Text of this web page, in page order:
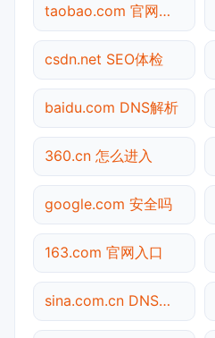
taobao.com 官网入口
csdn.net SEO体检
baidu.com DNS解析
360.cn 怎么进入
google.com 安全吗
163.com 官网入口
sina.com.cn DNS解析